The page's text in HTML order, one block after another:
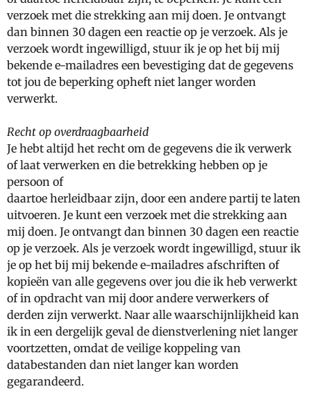
verzoek met die strekking aan mij doen. Je ontvangt
dan binnen 30 dagen een reactie op je verzoek. Als je
verzoek wordt ingewilligd, stuur ik je op het bij mij
bekende e-mailadres een bevestiging dat de gegevens
tot jou de beperking opheft niet langer worden
verwerkt.
Recht op overdraagbaarheid
Je hebt altijd het recht om de gegevens die ik verwerk
of laat verwerken en die betrekking hebben op je
persoon of
daartoe herleidbaar zijn, door een andere partij te laten
uitvoeren. Je kunt een verzoek met die strekking aan
mij doen. Je ontvangt dan binnen 30 dagen een reactie
op je verzoek. Als je verzoek wordt ingewilligd, stuur ik
je op het bij mij bekende e-mailadres afschriften of
kopieën van alle gegevens over jou die ik heb verwerkt
of in opdracht van mij door andere verwerkers of
derden zijn verwerkt. Naar alle waarschijnlijkheid kan
ik in een dergelijk geval de dienstverlening niet langer
voortzetten, omdat de veilige koppeling van
databestanden dan niet langer kan worden
gegarandeerd.